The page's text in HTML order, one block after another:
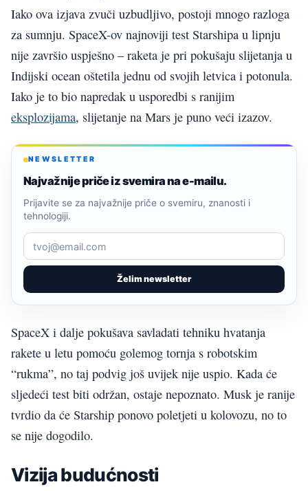
Iako ova izjava zvuči uzbudljivo, postoji mnogo razloga
za sumnju. SpaceX-ov najnoviji test Starshipa u lipnju
nije završio uspješno – raketa je pri pokušaju slijetanja u
Indijski ocean oštetila jednu od svojih letvica i potonula.
Iako je to bio napredak u usporedbi s ranijim
eksplozijama, slijetanje na Mars je puno veći izazov.
NEWSLETTER
Najvažnije priče iz svemira na e-mailu.
Želim newsletter
Prijavite se za najvažnije priče o svemiru, znanosti i
tehnologiji.
SpaceX i dalje pokušava savladati tehniku hvatanja
rakete u letu pomoću golemog tornja s robotskim
“rukma”, no taj podvig još uvijek nije uspio. Kada će
sljedeći test biti održan, ostaje nepoznato. Musk je ranije
tvrdio da će Starship ponovo poletjeti u kolovozu, no to
se nije dogodilo.
Vizija budućnosti